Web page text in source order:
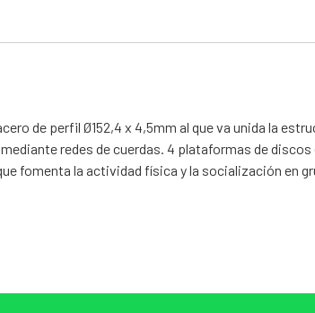
de perfil Ø152,4 x 4,5mm al que va unida la
redes de cuerdas. 4 plataformas de
fomenta la actividad física y la socialización en